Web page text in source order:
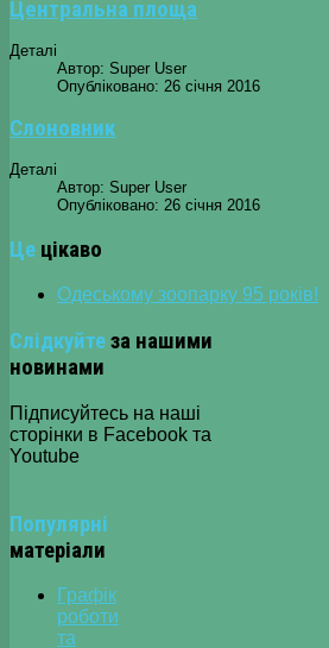
Центральна площа
Деталі
Автор: Super User
Опубліковано: 26 січня 2016
Слоновник
Деталі
Автор: Super User
Опубліковано: 26 січня 2016
Це цікаво
Одеському зоопарку 95 років!
Слідкуйтеза нашими
новинами
Підписуйтесь на наші
сторінки в Facebook та
Youtube
Популярні
матеріали
Графік
роботи
та